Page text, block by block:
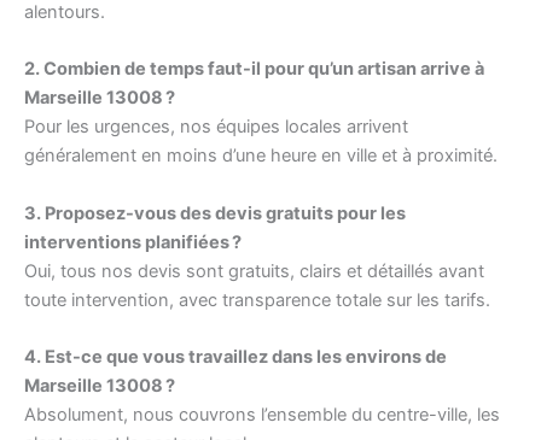
alentours.
2. Combien de temps faut-il pour qu’un artisan arrive à
Marseille 13008 ?
Pour les urgences, nos équipes locales arrivent
généralement en moins d’une heure en ville et à proximité.
3. Proposez-vous des devis gratuits pour les
interventions planifiées ?
Oui, tous nos devis sont gratuits, clairs et détaillés avant
toute intervention, avec transparence totale sur les tarifs.
4. Est-ce que vous travaillez dans les environs de
Marseille 13008 ?
Absolument, nous couvrons l’ensemble du centre-ville, les